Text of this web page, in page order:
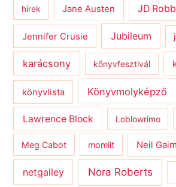
hírek Jane Austen JD Robb
Jennifer Crusie Jubileum
karácsony könyvfesztivál
könyvlista Könyvmolyképző
Lawrence Block Loblowrimo
Meg Cabot momlit Neil
netgalley Nora Roberts